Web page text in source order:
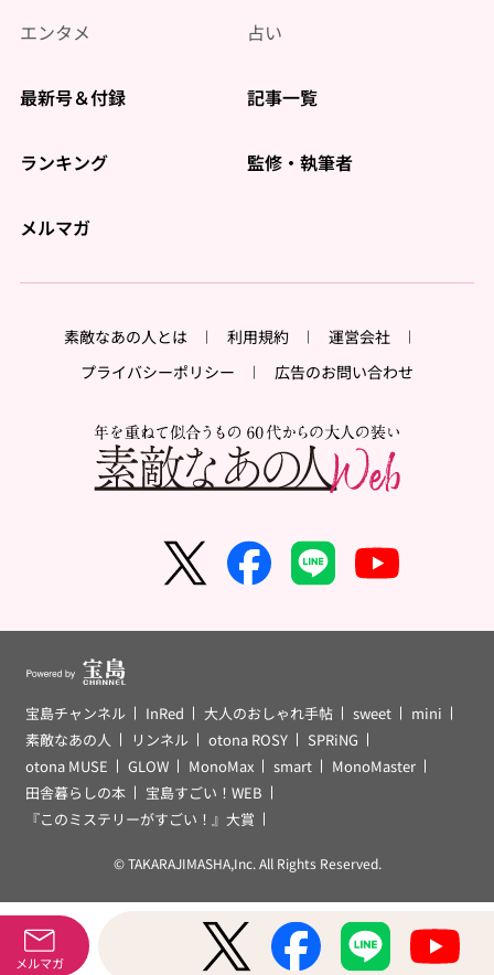
メルマガ
エンタメ
占い
最新号＆付録 記事一覧
ランキング 監修・執筆者
メルマガ
素敵なあの人とは 利用規約
運営会社
プライバシーポリシー
広告のお問い合わせ
宝島チャンネル InRed 大人のおしゃれ手帖 sweet
mini
素敵なあの人
リンネル otona ROSY
SPRiNG
otona MUSE
GLOW MonoMax smart
MonoMaster
田舎暮らしの本
宝島すごい！WEB
『このミステリーがすごい！』大賞
© TAKARAJIMASHA,Inc. All Rights Reserved.